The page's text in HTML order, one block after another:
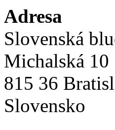
Adresa
Slovenská
Michalská 10
815 36
Slovensko